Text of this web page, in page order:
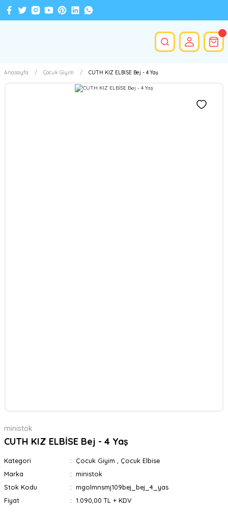
Anasayfa Çocuk Giyim CUTH KIZ ELBİSE Bej - 4 Yaş
ministok
CUTH KIZ ELBİSE Bej - 4 Yaş
Kategori Çocuk Giyim
Çocuk Elbise
Marka
ministok
Stok Kodu
mgolmnsmj109bej_bej_4_yas
Fiyat
1.090,00 TL + KDV